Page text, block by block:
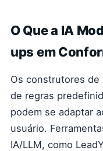
O Que a IA
ups em
Os construtores
de regras
podem se adaptar
usuário.
IA/LLM, como